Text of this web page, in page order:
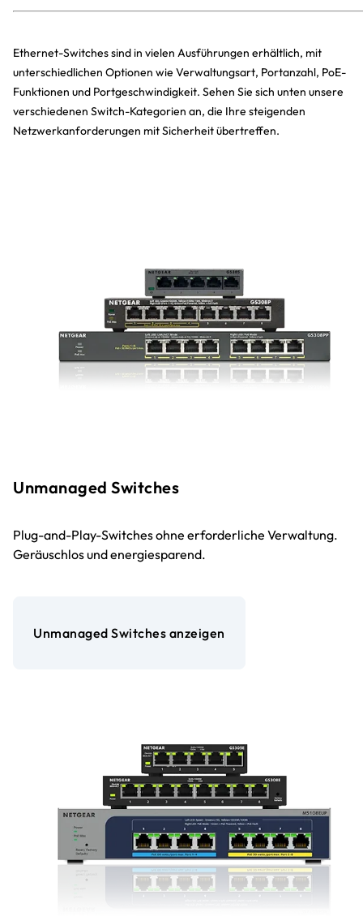
Ethernet-Switches sind in vielen Ausführungen erhältlich, mit
unterschiedlichen Optionen wie Verwaltungsart, Portanzahl, PoE-
Funktionen und Portgeschwindigkeit. Sehen Sie sich unten unsere
verschiedenen Switch-Kategorien an, die Ihre steigenden
Netzwerkanforderungen mit Sicherheit übertreffen.
Unmanaged Switches
Plug-and-Play-Switches ohne erforderliche Verwaltung.
Geräuschlos und energiesparend.
Unmanaged Switches anzeigen